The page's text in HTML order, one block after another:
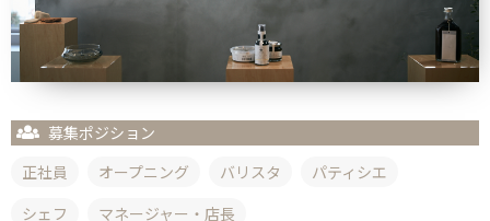
募集ポジション
正社員
オープニング バリスタ
パティシエ
シェフ
マネージャー・店長